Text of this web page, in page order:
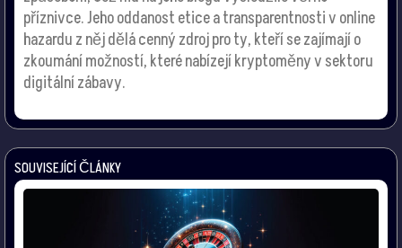
příznivce. Jeho oddanost etice a transparentnosti v online
hazardu z něj dělá cenný zdroj pro ty, kteří se zajímají o
zkoumání možností, které nabízejí kryptoměny v sektoru
digitální zábavy.
SOUVISEJÍCÍ ČLÁNKY